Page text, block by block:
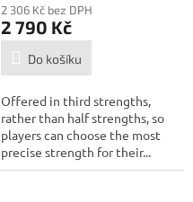
2 306 Kč bez DPH
2 790 Kč
Do košíku
Offered in third strengths,
rather than half strengths, so
players can choose the most
precise strength for their...